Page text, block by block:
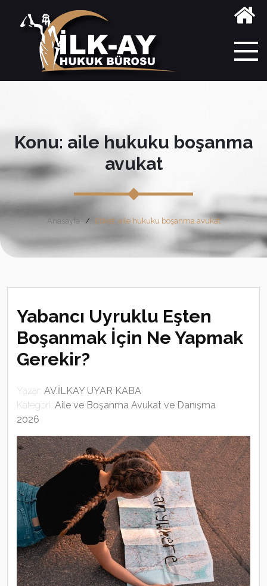
Konu: aile hukuku boşanma
avukat
Anasayfa Etiket: aile hukuku boşanma avukat
Yabancı Uyruklu Eşten
Boşanmak İçin Ne Yapmak
Gerekir?
Yazar: AV.İLKAY UYAR KABA
Kategori: Aile ve Boşanma Avukat ve Danışma
2026